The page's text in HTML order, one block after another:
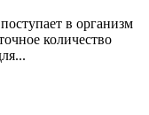
в организм
количество